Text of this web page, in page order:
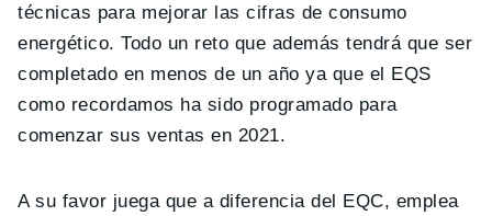
técnicas para mejorar las cifras de consumo
energético. Todo un reto que además tendrá que ser
completado en menos de un año ya que el EQS
como recordamos ha sido programado para
comenzar sus ventas en 2021.
A su favor juega que a diferencia del EQC, emplea